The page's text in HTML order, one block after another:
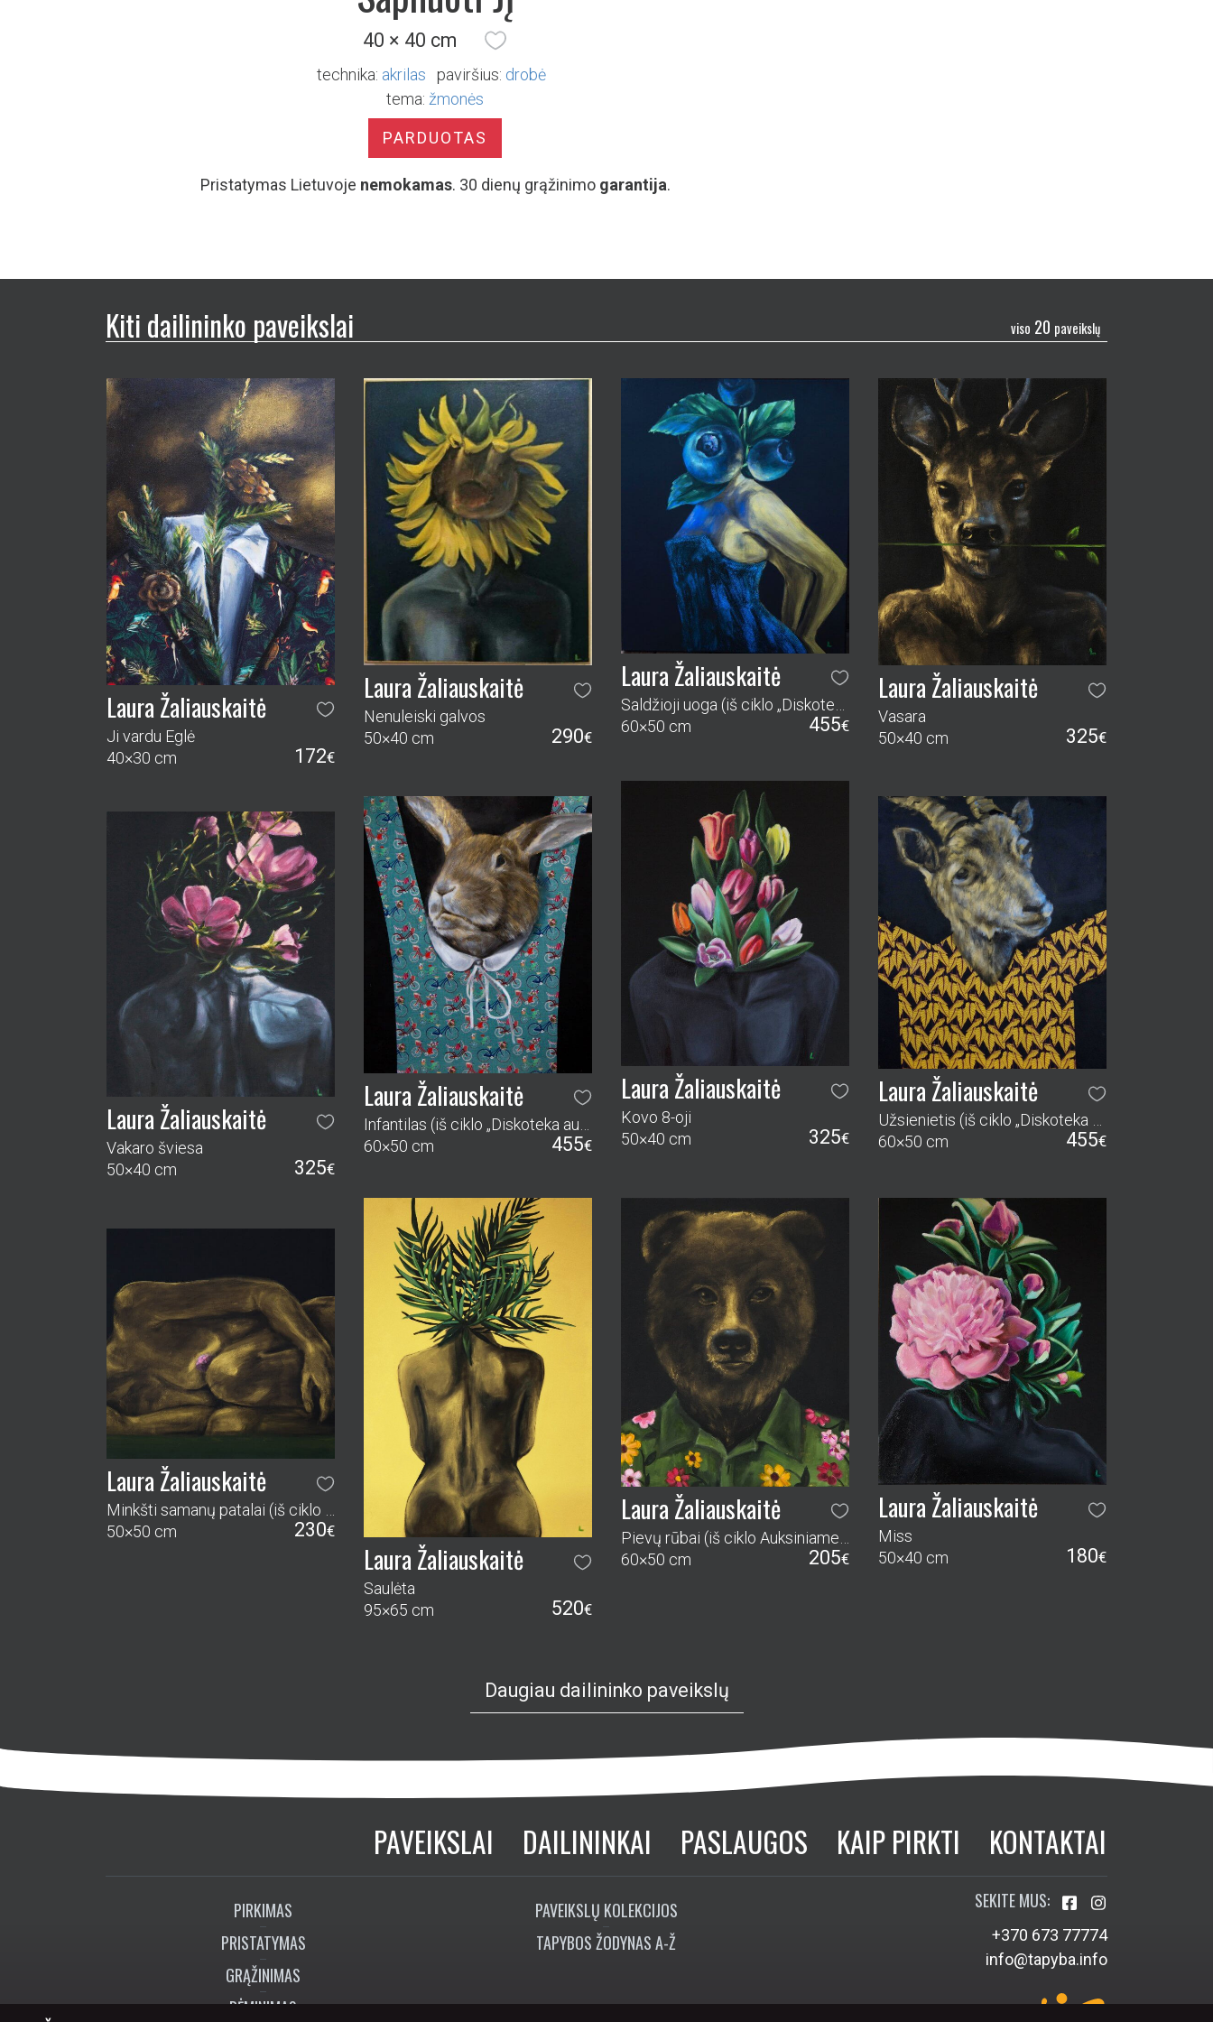
40 × 40 cm
technika: akrilas paviršius: drobė
tema: žmonės
PARDUOTAS
Pristatymas Lietuvoje nemokamas. 30 dienų grąžinimo garantija.
Kiti dailininko paveikslai viso 20 paveikslų
Laura Žaliauskaitė
Ji vardu Eglė
40×30 cm
172€
Laura Žaliauskaitė
Nenuleiski galvos
50×40 cm
290€
Laura Žaliauskaitė
60×50 cm
455€
Laura Žaliauskaitė
Vasara
50×40 cm
325€
Laura Žaliauskaitė
Kovo 8-oji
50×40 cm
325€
Laura Žaliauskaitė
60×50 cm
455€
Laura Žaliauskaitė
Užsienietis (iš ciklo „Diskoteka auksiniam miške“)
60×50 cm
455€
Laura Žaliauskaitė
Vakaro šviesa
50×40 cm
325€
Laura Žaliauskaitė
Saulėta
95×65 cm
520€
Laura Žaliauskaitė
60×50 cm
205€
Laura Žaliauskaitė
Miss
50×40 cm
180€
Laura Žaliauskaitė
50×50 cm
230€
Daugiau dailininko paveikslų
PAVEIKSLAI DAILININKAI PASLAUGOS KAIP PIRKTI KONTAKTAI
PIRKIMAS
PRISTATYMAS
GRĄŽINIMAS
RĖMINIMAS
PAVEIKSLŲ KOLEKCIJOS
TAPYBOS ŽODYNAS A-Ž
SEKITE MUS:
+370 673 77774
info@tapyba.info